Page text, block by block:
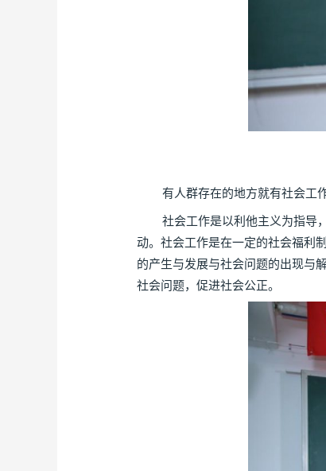
有人群存在的地方就有社会工作
社会工作是以利他主义为指导，
动。社会工作是在一定的社会福利
的产生与发展与社会问题的出现与
社会问题，促进社会公正。